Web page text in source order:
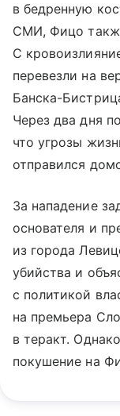
в бедренную
СМИ, Фицо
С
перевезли на
Банска-
Через два дня
что угрозы
отправился
За нападение
основателя и
из города
убийства и
с политикой
на премьера
в теракт. Однако
покушение на